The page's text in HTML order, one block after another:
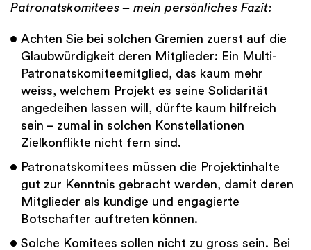
Patronatskomitees – mein persönliches Fazit:
Achten Sie bei solchen Gremien zuerst auf die
Glaubwürdigkeit deren Mitglieder: Ein Multi-
Patronatskomiteemitglied, das kaum mehr
weiss, welchem Projekt es seine Solidarität
angedeihen lassen will, dürfte kaum hilfreich
sein – zumal in solchen Konstellationen
Zielkonflikte nicht fern sind.
Patronatskomitees müssen die Projektinhalte
gut zur Kenntnis gebracht werden, damit deren
Mitglieder als kundige und engagierte
Botschafter auftreten können.
Solche Komitees sollen nicht zu gross sein. Bei